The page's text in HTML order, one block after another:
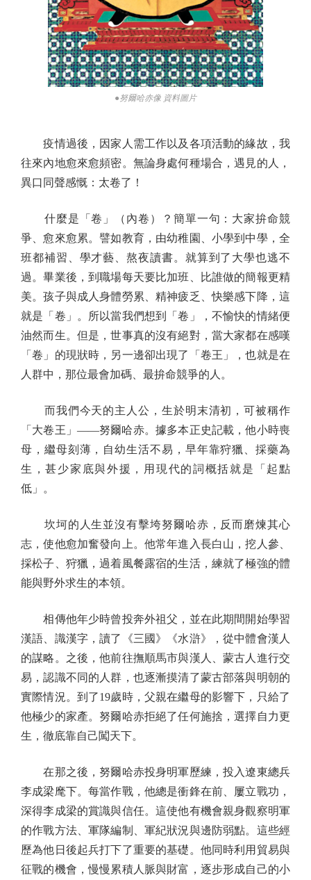
●努爾哈赤像 資料圖片
疫情過後，因家人需工作以及各項活動的緣故，我
往來內地愈來愈頻密。無論身處何種場合，遇見的人，
異口同聲感慨：太卷了！
什麼是「卷」（內卷）？簡單一句：大家拚命競
爭、愈來愈累。譬如教育，由幼稚園、小學到中學，全
班都補習、學才藝、熬夜讀書。就算到了大學也逃不
過。畢業後，到職場每天要比加班、比誰做的簡報更精
美。孩子與成人身體勞累、精神疲乏、快樂感下降，這
就是「卷」。所以當我們想到「卷」，不愉快的情緒便
油然而生。但是，世事真的沒有絕對，當大家都在感嘆
「卷」的現狀時，另一邊卻出現了「卷王」，也就是在
人群中，那位最會加碼、最拚命競爭的人。
而我們今天的主人公，生於明末清初，可被稱作
「大卷王」——努爾哈赤。據多本正史記載，他小時喪
母，繼母刻薄，自幼生活不易，早年靠狩獵、採藥為
生，甚少家底與外援，用現代的詞概括就是「起點
低」。
坎坷的人生並沒有擊垮努爾哈赤，反而磨煉其心
志，使他愈加奮發向上。他常年進入長白山，挖人參、
採松子、狩獵，過着風餐露宿的生活，練就了極強的體
能與野外求生的本領。
相傳他年少時曾投奔外祖父，並在此期間開始學習
漢語、識漢字，讀了《三國》《水滸》，從中體會漢人
的謀略。之後，他前往撫順馬市與漢人、蒙古人進行交
易，認識不同的人群，也逐漸摸清了蒙古部落與明朝的
實際情況。到了19歲時，父親在繼母的影響下，只給了
他極少的家產。努爾哈赤拒絕了任何施捨，選擇自力更
生，徹底靠自己闖天下。
在那之後，努爾哈赤投身明軍歷練，投入遼東總兵
李成梁麾下。每當作戰，他總是衝鋒在前、屢立戰功，
深得李成梁的賞識與信任。這使他有機會親身觀察明軍
的作戰方法、軍隊編制、軍紀狀況與邊防弱點。這些經
歷為他日後起兵打下了重要的基礎。他同時利用貿易與
征戰的機會，慢慢累積人脈與財富，逐步形成自己的小